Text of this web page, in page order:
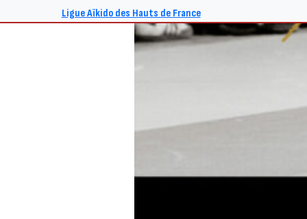
Ligue Aïkido des Hauts de France